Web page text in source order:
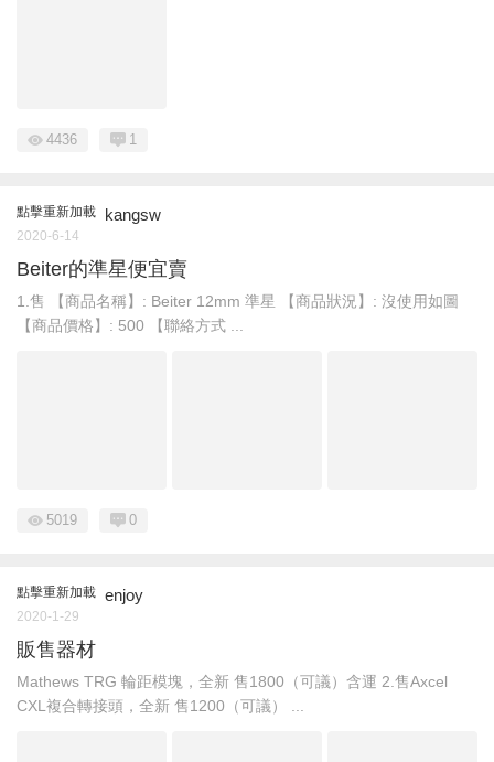
4436 1
點擊重新加載 kangsw
2020-6-14
Beiter的準星便宜賣
1.售 【商品名稱】: Beiter 12mm 準星 【商品狀況】: 沒使用如圖
【商品價格】: 500 【聯絡方式 ...
5019 0
點擊重新加載 enjoy
2020-1-29
販售器材
Mathews TRG 輪距模塊，全新 售1800（可議）含運 2.售Axcel
CXL複合轉接頭，全新 售1200（可議） ...